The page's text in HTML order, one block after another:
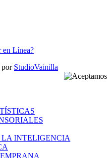
en Línea?
por StudioVainilla
INTELIGENCIA